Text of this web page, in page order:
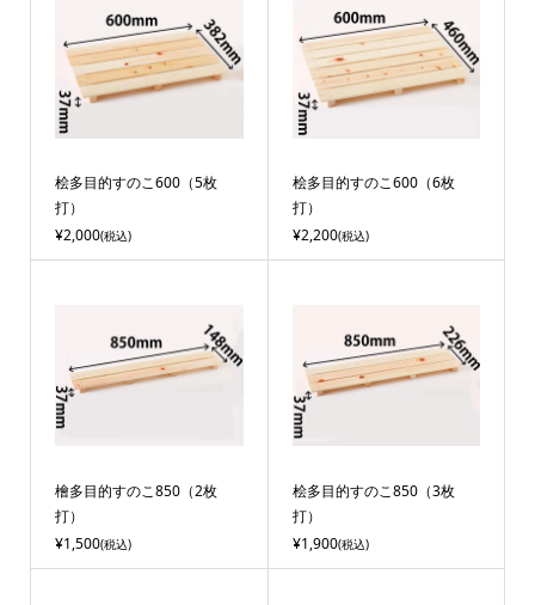
桧多目的すのこ600（5枚
打）
¥2,000(税込)
桧多目的すのこ600（6枚
打）
¥2,200(税込)
檜多目的すのこ850（2枚
打）
¥1,500(税込)
桧多目的すのこ850（3枚
打）
¥1,900(税込)